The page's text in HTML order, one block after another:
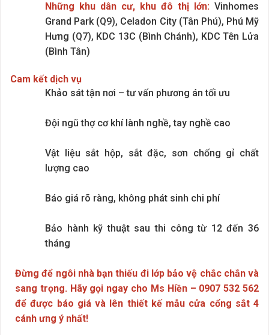
Những khu dân cư, khu đô thị lớn: Vinhomes
Grand Park (Q9), Celadon City (Tân Phú), Phú Mỹ
Hưng (Q7), KDC 13C (Bình Chánh), KDC Tên Lửa
(Bình Tân)
Cam kết dịch vụ
Khảo sát tận nơi – tư vấn phương án tối ưu
Đội ngũ thợ cơ khí lành nghề, tay nghề cao
Vật liệu sắt hộp, sắt đặc, sơn chống gỉ chất
lượng cao
Báo giá rõ ràng, không phát sinh chi phí
Bảo hành kỹ thuật sau thi công từ 12 đến 36
tháng
Đừng để ngôi nhà bạn thiếu đi lớp bảo vệ chắc chắn và
sang trọng. Hãy gọi ngay cho Ms Hiền – 0907 532 562
để được báo giá và lên thiết kế mẫu cửa cổng sắt 4
cánh ưng ý nhất!